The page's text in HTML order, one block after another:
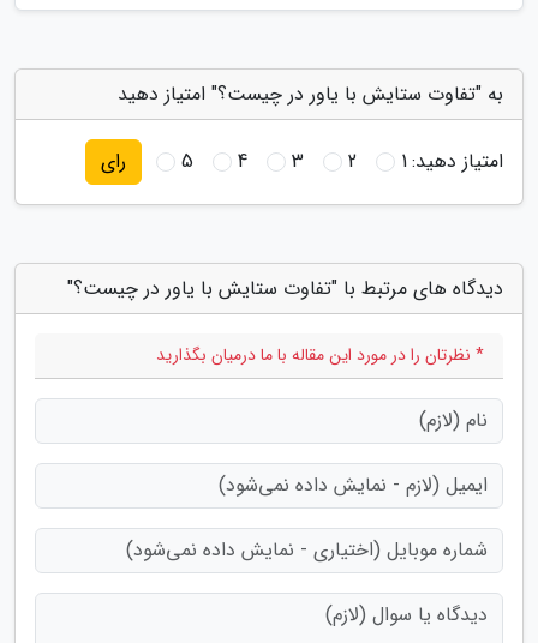
به "تفاوت ستایش با یاور در چیست؟" امتیاز دهید
امتیاز دهید:1
2
3
4
5 رای
دیدگاه های مرتبط با "تفاوت ستایش با یاور در چیست؟"
* نظرتان را در مورد این مقاله با ما درمیان بگذارید